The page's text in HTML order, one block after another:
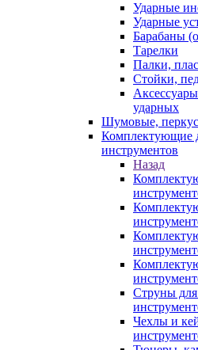
Ударные
Ударные
Барабаны
Тарелки
Палки,
Стойки,
ударных
Шумовые,
Комплектующие
инструментов
Назад
Струны
Чехлы и